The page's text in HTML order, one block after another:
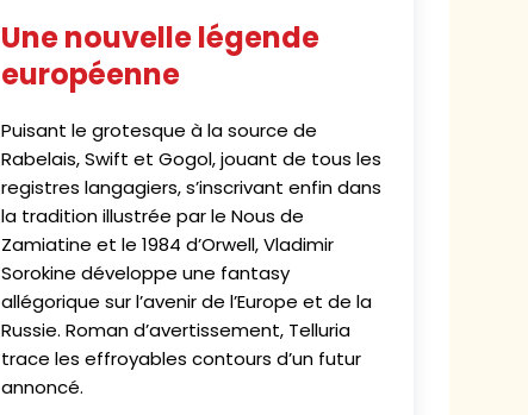
Une nouvelle légende
européenne
Puisant le grotesque à la source de
Rabelais, Swift et Gogol, jouant de tous les
registres langagiers, s’inscrivant enfin dans
la tradition illustrée par le Nous de
Zamiatine et le 1984 d’Orwell, Vladimir
Sorokine développe une fantasy
allégorique sur l’avenir de l’Europe et de la
Russie. Roman d’avertissement, Telluria
trace les effroyables contours d’un futur
annoncé.